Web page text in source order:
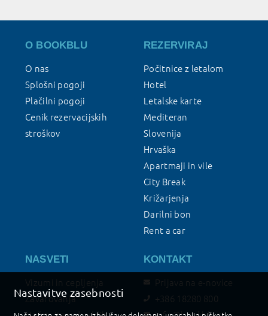
Nastavitve zasebnosti
O BOOKBLU
O nas
Splošni pogoji
Plačilni pogoji
Cenik rezervacijskih
stroškov
NASVETI
Vizumi in cepljenja
Zavarovanja
REZERVIRAJ
Počitnice z letalom
Hotel
Letalske karte
Mediteran
Slovenija
Hrvaška
Apartmaji in vile
City Break
Križarjenja
Darilni bon
Rent a car
KONTAKT
Prijava na e-novice
+386 18280 800